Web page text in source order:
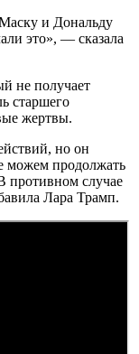
и Дональду
это», — сказала
не получает
старшего
жертвы.
но он
можем продолжать
противном случае
Лара Трамп.